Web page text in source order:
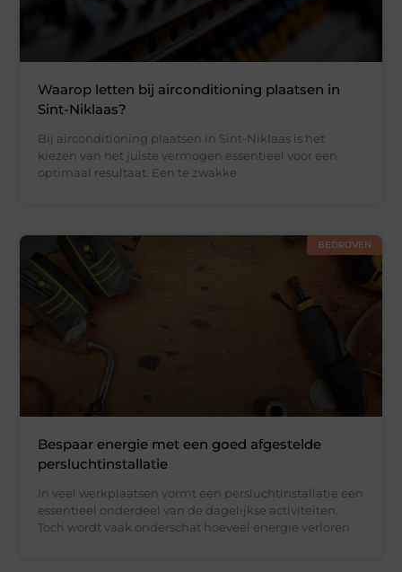
Waarop letten bij airconditioning plaatsen in
Sint-Niklaas?
Bij airconditioning plaatsen in Sint-Niklaas is het
kiezen van het juiste vermogen essentieel voor een
optimaal resultaat. Een te zwakke
BEDRIJVEN
Bespaar energie met een goed afgestelde
persluchtinstallatie
In veel werkplaatsen vormt een persluchtinstallatie een
essentieel onderdeel van de dagelijkse activiteiten.
Toch wordt vaak onderschat hoeveel energie verloren